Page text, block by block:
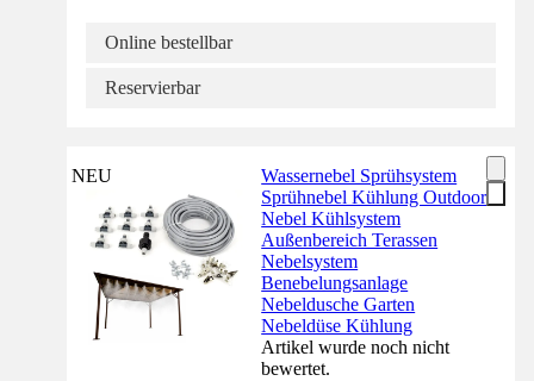
Online bestellbar
Reservierbar
NEU
Wassernebel Sprühsystem
Sprühnebel Kühlung Outdoor
Nebel Kühlsystem
Außenbereich Terassen
Nebelsystem
Benebelungsanlage
Nebeldusche Garten
Nebeldüse Kühlung
Artikel wurde noch nicht
bewertet.